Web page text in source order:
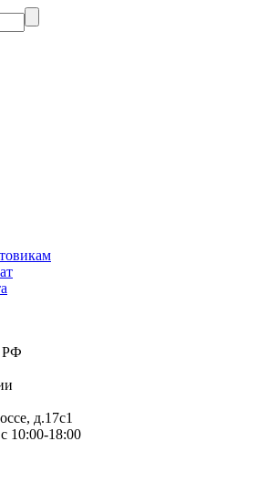
РФ
д.17c1
10:00-18:00